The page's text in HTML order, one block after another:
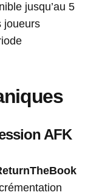
jusqu’au 5
joueurs
AFK